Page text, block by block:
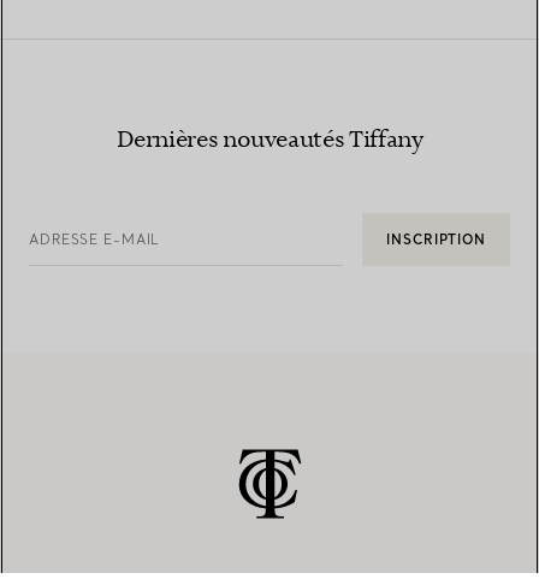
Dernières nouveautés Tiffany
ADRESSE E-MAIL INSCRIPTION